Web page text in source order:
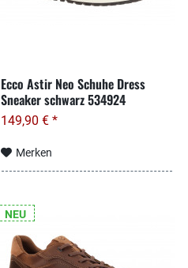
Ecco Astir Neo Schuhe Dress
Sneaker schwarz 534924
149,90 € *
Merken
NEU